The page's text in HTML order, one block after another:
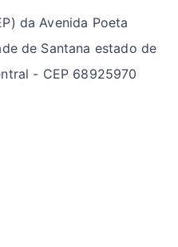
da Avenida Poeta
de Santana estado de
- CEP 68925970